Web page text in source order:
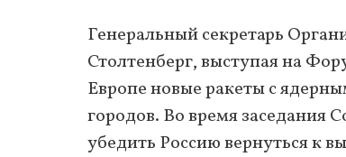
Генеральный секретарь
Столтенберг, выступая на
Европе новые ракеты с
городов. Во время заседания
убедить Россию вернуться к